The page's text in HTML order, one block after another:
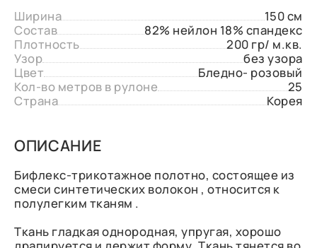
Ширина
150 см
Состав
82% нейлон 18% спандекс
Плотность
200 гр/ м.кв.
Узор
без узора
Цвет
Бледно- розовый
Кол-во метров в рулоне
25
Страна
Корея
ОПИСАНИЕ
Бифлекс-трикотажное полотно, состоящее из
смеси синтетических волокон , относится к
полулегким тканям .
Ткань гладкая однородная, упругая, хорошо